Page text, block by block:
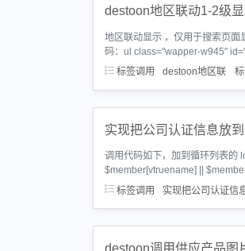
destoon地区联动1-2级
地区联动显示 ，仅用于搜索页
码：ul class="wapper-w945"
标签调用
destoon地区联
实现把公司认证信息放
调用代码如下，加到循环列表的
$member[vtruename] ||
标签调用
实现把公司认证信